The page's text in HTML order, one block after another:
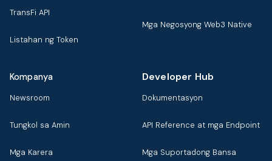
TransFi API
Listahan ng Token
Mga Negosyong Web3 Native
Kompanya
Newsroom
Tungkol sa Amin
Mga Karera
Developer Hub
Dokumentasyon
API Reference at mga Endpoint
Mga Suportadong Bansa